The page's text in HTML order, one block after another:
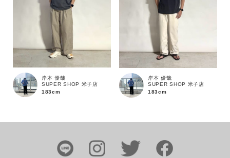
岸本 優哉
SUPER SHOP 米子店
183cm
岸本 優哉
SUPER SHOP 米子店
183cm